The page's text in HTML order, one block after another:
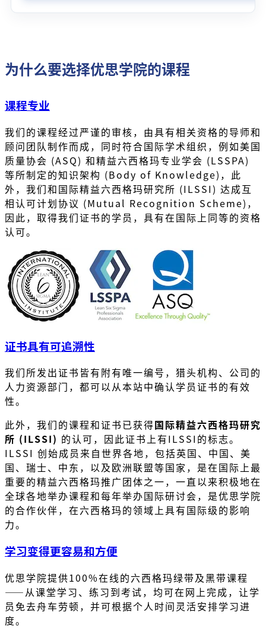
为什么要选择优思学院的课程
课程专业
我们的课程经过严谨的审核，由具有相关资格的导师和
顾问团队制作而成，同时符合国际学术组织，例如美国
质量协会 (ASQ) 和精益六西格玛专业学会 (LSSPA)
等所制定的知识架构 (Body of Knowledge)，此
外，我们和国际精益六西格玛研究所 (ILSSI) 达成互
相认可计划协议 (Mutual Recognition Scheme)，
因此，取得我们证书的学员，具有在国际上同等的资格
认可。
证书具有可追溯性
我们所发出证书皆有附有唯一编号，猎头机构、公司的
人力资源部门，都可以从本站中确认学员证书的有效
性。
此外，我们的课程和证书已获得国际精益六西格玛研究
所 (ILSSI) 的认可，因此证书上有ILSSI的标志。
ILSSI 创始成员来自世界各地，包括英国、中国、美
国、瑞士、中东，以及欧洲联盟等国家，是在国际上最
重要的精益六西格玛推广团体之一，一直以来积极地在
全球各地举办课程和每年举办国际研讨会，是优思学院
的合作伙伴，在六西格玛的领域上具有国际级的影响
力。
学习变得更容易和方便
优思学院提供100%在线的六西格玛绿带及黑带课程
——从课堂学习、练习到考试，均可在网上完成，让学
员免去舟车劳顿，并可根据个人时间灵活安排学习进
度。